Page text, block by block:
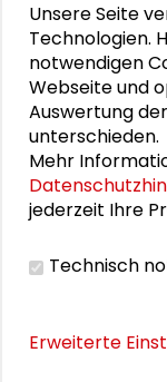
Save the
Programm
Impulse für
Kübel
Unsere Seite
Technologien.
notwendigen
Webseite und
Auswertung
unterschieden.
Mehr
jederzeit Ihre
Technisch
Erweiterte